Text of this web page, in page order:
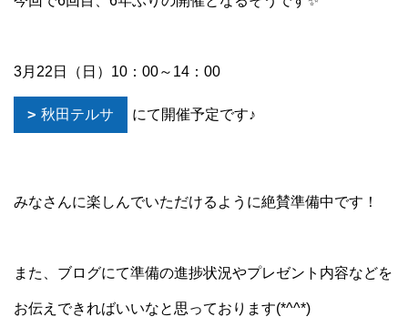
3月22日（日）10：00～14：00
秋田テルサ にて開催予定です♪
みなさんに楽しんでいただけるように絶賛準備中です！
また、ブログにて準備の進捗状況やプレゼント内容などを
お伝えできればいいなと思っております(*^^*)